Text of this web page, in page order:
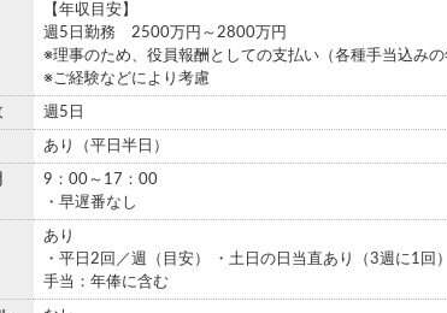
【年収目安】
週5日勤務 2500万円～2800万円
※理事のため、役員報酬としての支払い（各種手当込みの
※ご経験などにより考慮
週5日
あり（平日半日）
9：00～17：00
・早遅番なし
あり
・平日2回／週（目安） ・土日の日当直あり（3週
手当：年俸に含む